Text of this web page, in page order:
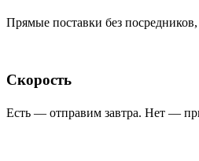
Прямые поставки без
Скорость
Есть — отправим завтра. Нет —